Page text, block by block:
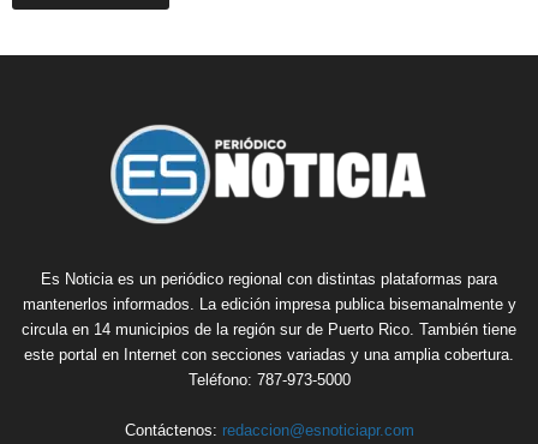
Es Noticia es un periódico regional con distintas plataformas para
mantenerlos informados. La edición impresa publica bisemanalmente y
circula en 14 municipios de la región sur de Puerto Rico. También tiene
este portal en Internet con secciones variadas y una amplia cobertura.
Teléfono: 787-973-5000
Contáctenos: redaccion@esnoticiapr.com